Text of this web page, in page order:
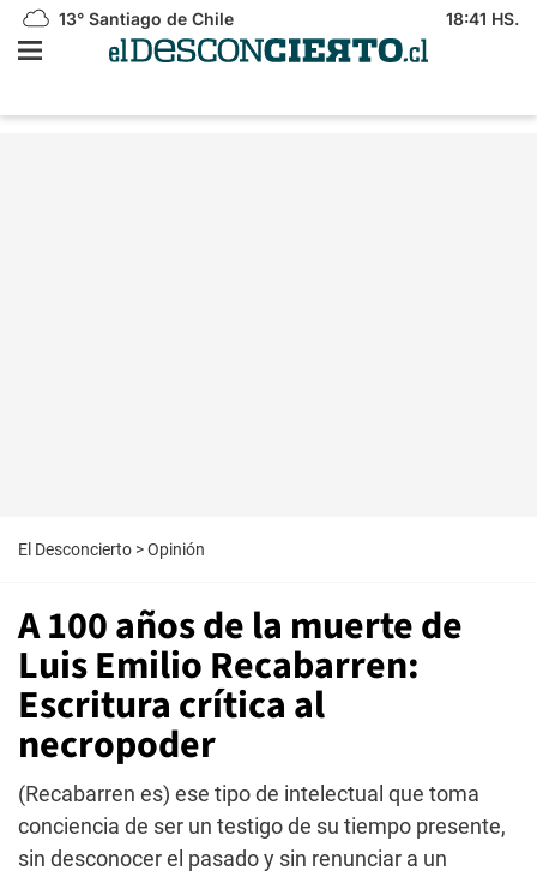
13° Santiago de Chile 18:41 HS.
El Desconcierto >Opinión
A 100 años de la muerte de
Luis Emilio Recabarren:
Escritura crítica al
necropoder
(Recabarren es) ese tipo de intelectual que toma
conciencia de ser un testigo de su tiempo presente,
sin desconocer el pasado y sin renunciar a un